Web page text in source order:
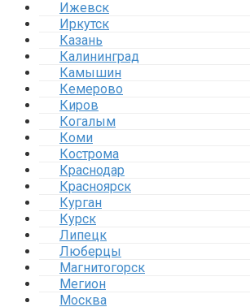
Ижевск
Иркутск
Казань
Калининград
Камышин
Кемерово
Киров
Когалым
Коми
Кострома
Краснодар
Красноярск
Курган
Курск
Липецк
Люберцы
Магнитогорск
Мегион
Москва